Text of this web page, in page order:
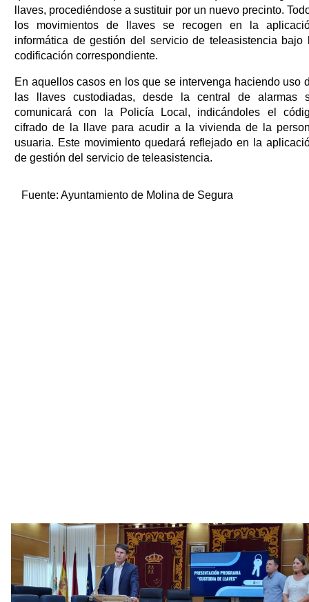
llaves, procediéndose a sustituir por un nuevo precinto.
los movimientos de llaves se recogen en la
informática de gestión del servicio de teleasistencia bajo
codificación correspondiente.
En aquellos casos en los que se intervenga haciendo uso
las llaves custodiadas, desde la central de alarmas
comunicará con la Policía Local, indicándoles el
cifrado de la llave para acudir a la vivienda de la
usuaria. Este movimiento quedará reflejado en la
de gestión del servicio de teleasistencia.
Fuente: Ayuntamiento de Molina de Segura